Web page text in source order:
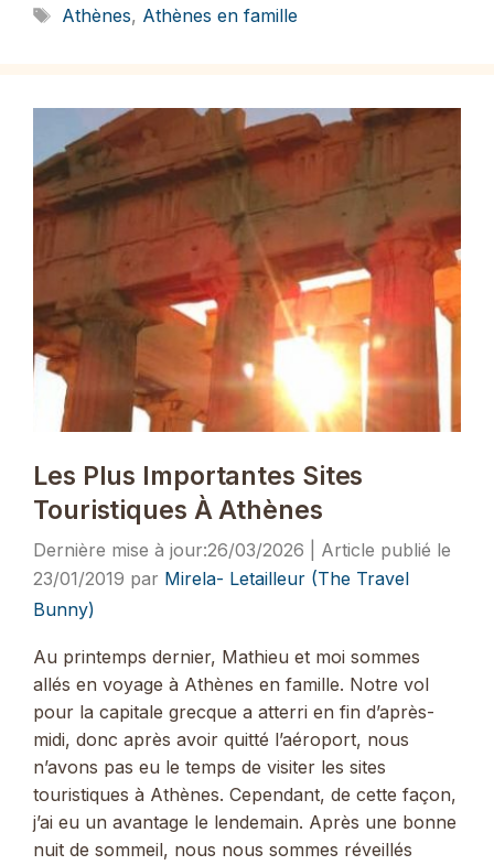
Étiquettes
Athènes, Athènes en famille
Les Plus Importantes Sites
Touristiques À Athènes
26/03/2026
23/01/2019 par Mirela- Letailleur (The Travel
Bunny)
Au printemps dernier, Mathieu et moi sommes
allés en voyage à Athènes en famille. Notre vol
pour la capitale grecque a atterri en fin d’après-
midi, donc après avoir quitté l’aéroport, nous
n’avons pas eu le temps de visiter les sites
touristiques à Athènes. Cependant, de cette façon,
j’ai eu un avantage le lendemain. Après une bonne
nuit de sommeil, nous nous sommes réveillés